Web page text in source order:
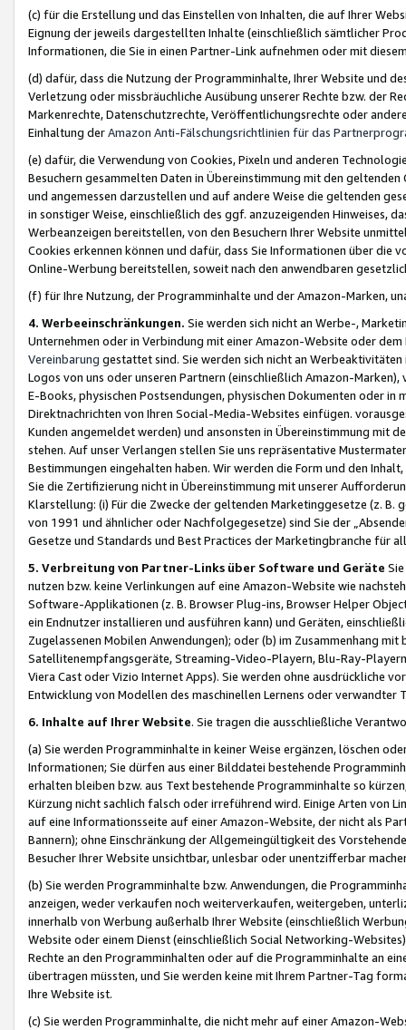
(c) für die Erstellung und das Einstellen von Inhalten, die auf Ihrer
Eignung der jeweils dargestellten Inhalte (einschließlich sämtlicher
Informationen, die Sie in einen Partner-Link aufnehmen oder mit
(d) dafür, dass die Nutzung der Programminhalte, Ihrer Website und
Verletzung oder missbräuchliche Ausübung unserer Rechte bzw. der
Markenrechte, Datenschutzrechte, Veröffentlichungsrechte oder
Einhaltung derAmazon Anti-Fälschungsrichtlinien für das
(e) dafür, die Verwendung von Cookies, Pixeln und anderen
Besuchern gesammelten Daten in Übereinstimmung mit den
und angemessen darzustellen und auf andere Weise die geltenden
in sonstiger Weise, einschließlich des ggf. anzuzeigenden Hinweises,
Werbeanzeigen bereitstellen, von den Besuchern Ihrer Website
Cookies erkennen können und dafür, dass Sie Informationen über die
Online-Werbung bereitstellen, soweit nach den anwendbaren
(f) für Ihre Nutzung, der Programminhalte und der Amazon-Marken,
4. Werbeeinschränkungen. Sie werden sich nicht an Werbe-,
Unternehmen oder in Verbindung mit einer Amazon-Website oder
Vereinbarung gestattet sind. Sie werden sich nicht an
Logos von uns oder unseren Partnern (einschließlich Amazon-
E-Books, physischen Postsendungen, physischen Dokumenten oder in
Direktnachrichten von Ihren Social-Media-Websites einfügen.
Kunden angemeldet werden) und ansonsten in Übereinstimmung mit
stehen. Auf unser Verlangen stellen Sie uns repräsentative
Bestimmungen eingehalten haben. Wir werden die Form und den
Sie die Zertifizierung nicht in Übereinstimmung mit unserer
Klarstellung: (i) Für die Zwecke der geltenden Marketinggesetze (z. B.
von 1991 und ähnlicher oder Nachfolgegesetze) sind Sie der
Gesetze und Standards und Best Practices der Marketingbranche für
5. Verbreitung von Partner-Links über Software und Geräte
nutzen bzw. keine Verlinkungen auf eine Amazon-Website wie
Software-Applikationen (z. B. Browser Plug-ins, Browser Helper
ein Endnutzer installieren und ausführen kann) und Geräten,
Zugelassenen Mobilen Anwendungen); oder (b) im Zusammenhang
Satellitenempfangsgeräte, Streaming-Video-Playern, Blu-Ray-
Viera Cast oder Vizio Internet Apps). Sie werden ohne ausdrückliche
Entwicklung von Modellen des maschinellen Lernens oder
6. Inhalte auf Ihrer Website. Sie tragen die ausschließliche
(a) Sie werden Programminhalte in keiner Weise ergänzen, löschen
Informationen; Sie dürfen aus einer Bilddatei bestehende
erhalten bleiben bzw. aus Text bestehende Programminhalte so
Kürzung nicht sachlich falsch oder irreführend wird. Einige Arten von
auf eine Informationsseite auf einer Amazon-Website, der nicht als
Bannern); ohne Einschränkung der Allgemeingültigkeit des
Besucher Ihrer Website unsichtbar, unlesbar oder unentzifferbar
(b) Sie werden Programminhalte bzw. Anwendungen, die
anzeigen, weder verkaufen noch weiterverkaufen, weitergeben,
innerhalb von Werbung außerhalb Ihrer Website (einschließlich
Website oder einem Dienst (einschließlich Social Networking-
Rechte an den Programminhalten oder auf die Programminhalte an
übertragen müssten, und Sie werden keine mit Ihrem Partner-Tag
Ihre Website ist.
(c) Sie werden Programminhalte, die nicht mehr auf einer Amazon-